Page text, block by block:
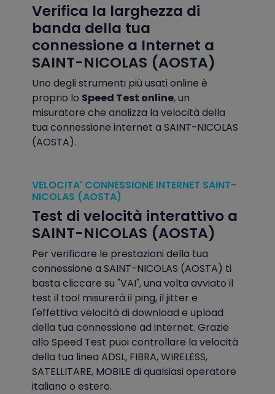
Verifica la larghezza di
banda della tua
connessione a Internet a
SAINT-NICOLAS (AOSTA)
Uno degli strumenti più usati online è
proprio lo Speed Test online, un
misuratore che analizza la velocità della
tua connessione internet a SAINT-NICOLAS
(AOSTA).
VELOCITA' CONNESSIONE INTERNET SAINT-
NICOLAS (AOSTA)
Test di velocità interattivo a
SAINT-NICOLAS (AOSTA)
Per verificare le prestazioni della tua
connessione a SAINT-NICOLAS (AOSTA) ti
basta cliccare su "VAI", una volta avviato il
test il tool misurerà il ping, il jitter e
l'effettiva velocità di download e upload
della tua connessione ad internet. Grazie
allo Speed Test puoi controllare la velocità
della tua linea ADSL, FIBRA, WIRELESS,
SATELLITARE, MOBILE di qualsiasi operatore
italiano o estero.